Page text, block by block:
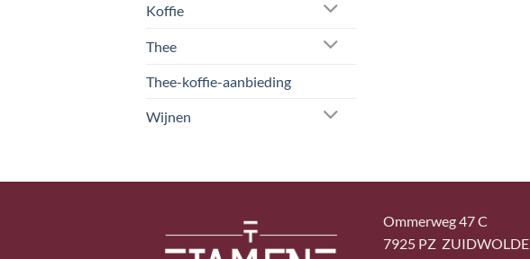
Koffie
Thee
Thee-koffie-aanbieding
Wijnen
Ommerweg 47 C
7925 PZ ZUIDWOLDE